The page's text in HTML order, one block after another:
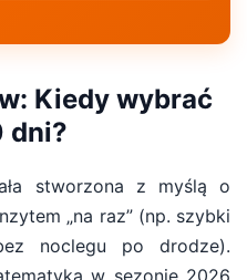
Kiedy wybrać
dni?
stworzona z myślą o
„na raz” (np. szybki
noclegu po drodze).